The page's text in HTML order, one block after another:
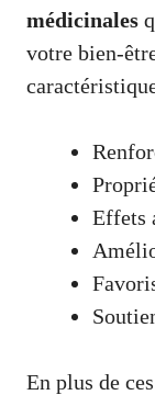
médicinales
votre bien-
Effets
En plus de